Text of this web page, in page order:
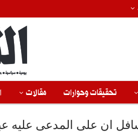
تحقيقات وحوارات مقالات
ان على المدعى عليه